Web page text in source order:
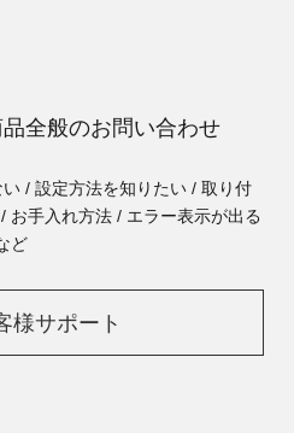
全般のお問い合わせ
/ 設定方法を知りたい / 取り付
お手入れ方法 / エラー表示が出る
ど
様サポート